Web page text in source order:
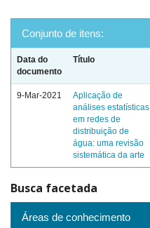
Conjunto de itens:
Data do
documento
Título
9-Mar-2021
Aplicação de
análises estatísticas
em redes de
distribuição de
água: uma revisão
sistemática da arte
Busca facetada
Áreas de conhecimento